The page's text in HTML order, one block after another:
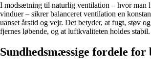
I modsætning til naturlig ventilation – hvor man
vinduer – sikrer balanceret ventilation en
uanset årstid og vejr. Det betyder, at fugt, støv
fjernes løbende, og at luftkvaliteten holdes stabil.
Sundhedsmæssige fordele for